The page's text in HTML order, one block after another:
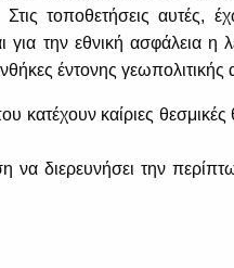
τοποθετήσεις αυτές,
την εθνική ασφάλεια η
έντονης γεωπολιτικής
καίριες θεσμικές
να διερευνήσει την